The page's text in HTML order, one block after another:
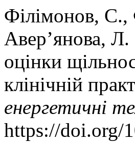
Філімонов,
Авер’янова, Л.
оцінки
клінічній
енергетичнi
https://doi.org/